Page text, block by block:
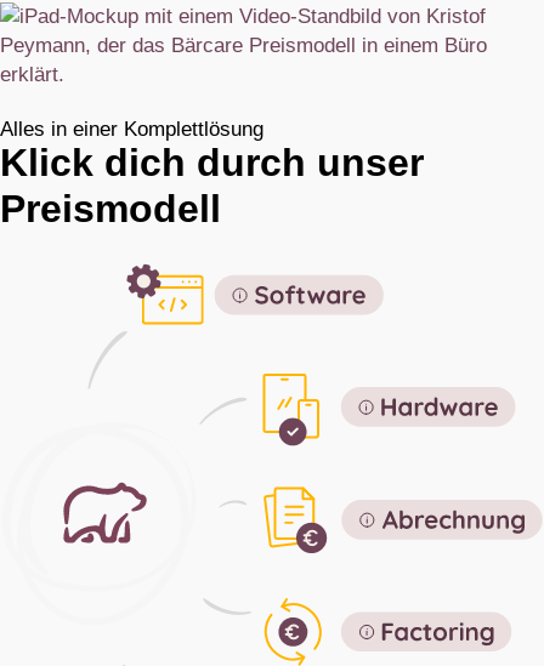
Alles in einer Komplettlösung
Klick dich durch unser
Preismodell